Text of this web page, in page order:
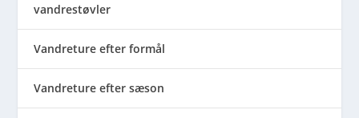
vandrestøvler
Vandreture efter formål
Vandreture efter sæson